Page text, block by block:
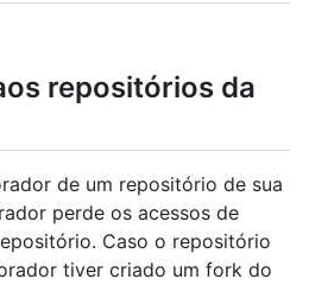
repositórios da
de um repositório de sua
perde os acessos de
Caso o repositório
tiver criado um fork do